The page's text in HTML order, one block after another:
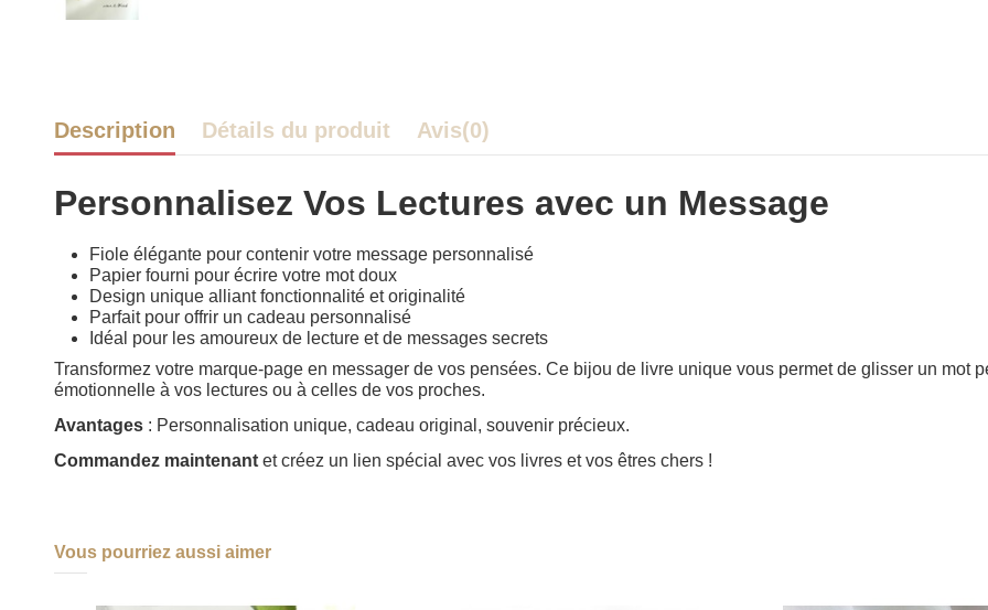
Description Détails du produit Avis(0)
Personnalisez Vos Lectures avec un Message
Fiole élégante pour contenir votre message personnalisé
Papier fourni pour écrire votre mot doux
Design unique alliant fonctionnalité et originalité
Parfait pour offrir un cadeau personnalisé
Idéal pour les amoureux de lecture et de messages secrets
Transformez votre marque-page en messager de vos pensées. Ce bijou de livre unique vous permet de glisser un mot
émotionnelle à vos lectures ou à celles de vos proches.
Avantages : Personnalisation unique, cadeau original, souvenir précieux.
Commandez maintenant et créez un lien spécial avec vos livres et vos êtres chers !
Vous pourriez aussi aimer